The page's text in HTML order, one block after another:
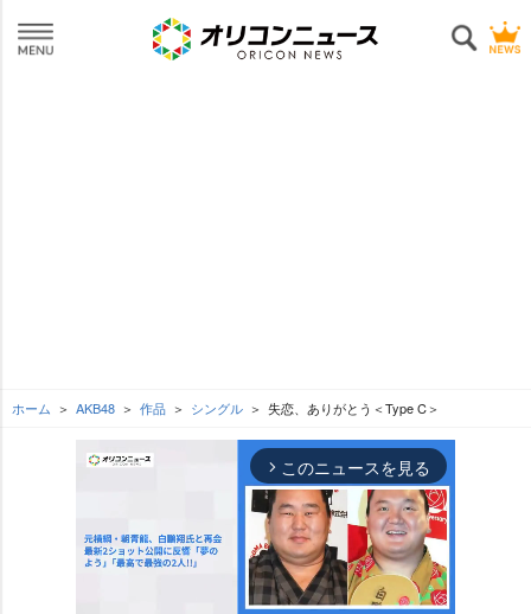
ホーム AKB48 作品 シングル 失恋、ありがとう＜Type C＞
arrow_forward_ios このニュースを見る